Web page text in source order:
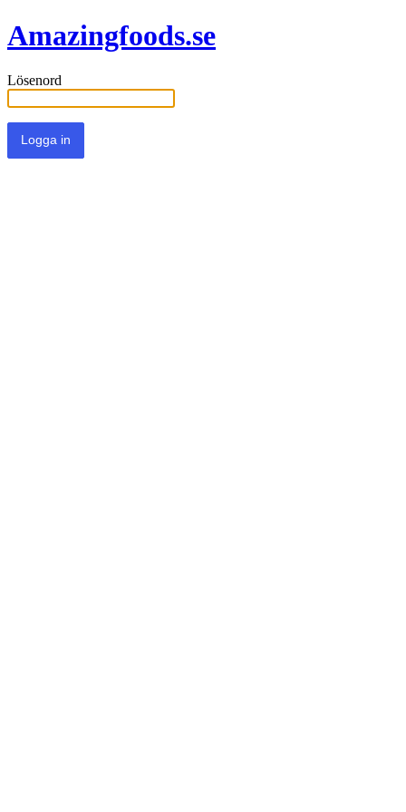
Amazingfoods.se
Lösenord